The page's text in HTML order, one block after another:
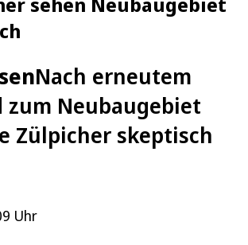
Nach erneutem
Neubaugebiet
Zülpicher skeptisch
Uhr